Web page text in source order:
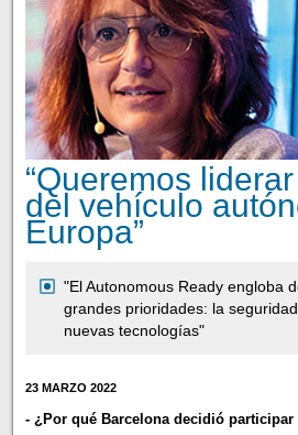
“Queremos
del vehículo
Europa”
"El Autonomous Ready engloba
grandes prioridades: la
nuevas tecnologías"
23 MARZO 2022
- ¿Por qué Barcelona decidió participar